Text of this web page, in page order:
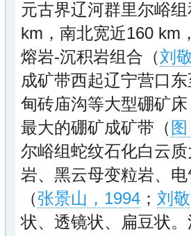
元古界辽河群里尔峪
km，南北宽近160 km
熔岩-沉积岩组合（刘
成矿带西起辽宁营口
甸砖庙沟等大型硼矿
最大的硼矿成矿带（
尔峪组蛇纹石化白云
岩、黑云母变粒岩、
（张景山，1994 ； 刘
状、透镜状、扁豆状